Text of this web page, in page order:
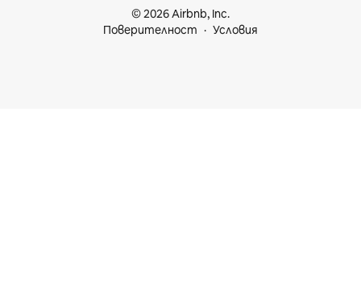
© 2026 Airbnb, Inc.
Поверителност
Условия